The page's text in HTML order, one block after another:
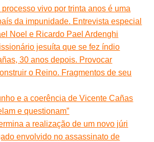
processo vivo por trinta anos é uma
da impunidade. Entrevista especial
Noel e Ricardo Pael Ardenghi
jesuíta que se fez índio
30 anos depois. Provocar
o Reino. Fragmentos de seu
e a coerência de Vicente Cañas
e questionam”
a realização de um novo júri
envolvido no assassinato de